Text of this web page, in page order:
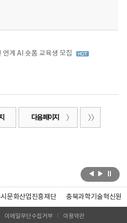
계 AI 숏폼 교육생 모집
다음 페이지
문화산업진흥재단 충북과학기술혁신원
이메일무단수집거부 이용약관